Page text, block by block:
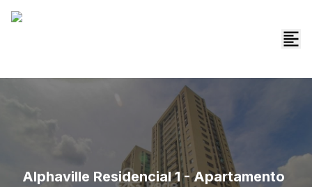
Alphaville Residencial 1 - Apartamento